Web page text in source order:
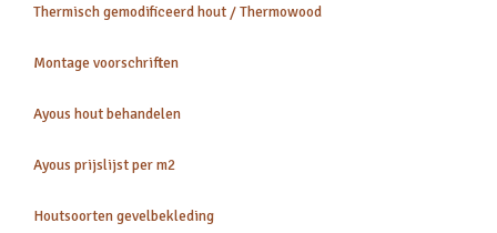
Thermisch gemodificeerd hout / Thermowood
Montage voorschriften
Ayous hout behandelen
Ayous prijslijst per m2
Houtsoorten gevelbekleding